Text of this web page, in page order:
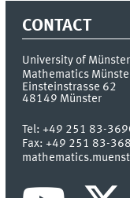
CONTACT
University of Münster
Mathematics
Einsteinstrasse 62
48149 Münster
Tel:+49 251 83-
Fax:+49 251 83-